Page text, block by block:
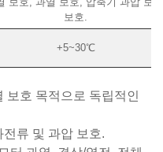
보호.
+5~30℃
보호 목적으로 독립적인
전류 및 과압 보호.